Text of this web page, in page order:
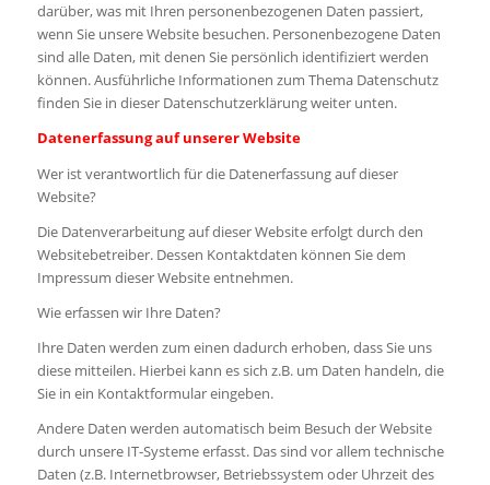
darüber, was mit Ihren personenbezogenen Daten passiert,
wenn Sie unsere Website besuchen. Personenbezogene Daten
sind alle Daten, mit denen Sie persönlich identifiziert werden
können. Ausführliche Informationen zum Thema Datenschutz
finden Sie in dieser Datenschutzerklärung weiter unten.
Datenerfassung auf unserer Website
Wer ist verantwortlich für die Datenerfassung auf dieser
Website?
Die Datenverarbeitung auf dieser Website erfolgt durch den
Websitebetreiber. Dessen Kontaktdaten können Sie dem
Impressum dieser Website entnehmen.
Wie erfassen wir Ihre Daten?
Ihre Daten werden zum einen dadurch erhoben, dass Sie uns
diese mitteilen. Hierbei kann es sich z.B. um Daten handeln, die
Sie in ein Kontaktformular eingeben.
Andere Daten werden automatisch beim Besuch der Website
durch unsere IT-Systeme erfasst. Das sind vor allem technische
Daten (z.B. Internetbrowser, Betriebssystem oder Uhrzeit des